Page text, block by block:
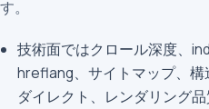
す。
技術面ではクロール深度、
hreflang、サイトマップ、構
ダイレクト、レンダリング品